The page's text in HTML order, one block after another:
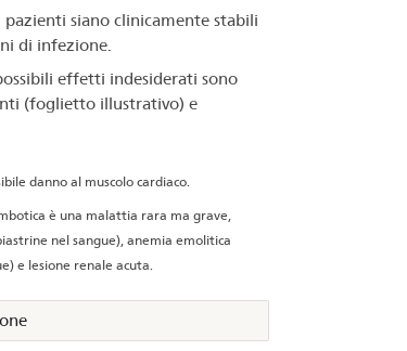
pazienti siano clinicamente stabili
di infezione.
effetti indesiderati sono
(foglietto illustrativo) e
danno al muscolo cardiaco.
è una malattia rara ma grave,
nel sangue), anemia emolitica
e lesione renale acuta.